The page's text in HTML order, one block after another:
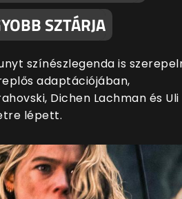
SZTÁRJA
színészlegenda is
adaptációjában,
Dichen Lachman és Uli
lépett.